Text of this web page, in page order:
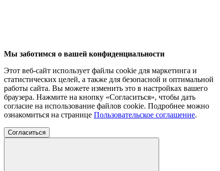
Мы заботимся о вашей конфиденциальности
Этот веб-сайт использует файлы cookie для маркетинга и
статистических целей, а также для безопасной и оптимальной
работы сайта. Вы можете изменить это в настройках вашего
браузера. Нажмите на кнопку «Согласиться», чтобы дать
согласие на использование файлов cookie. Подробнее можно
ознакомиться на странице Пользовательское соглашение.
Согласиться